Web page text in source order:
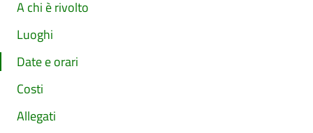
A chi è rivolto
Luoghi
Date e orari
Costi
Allegati